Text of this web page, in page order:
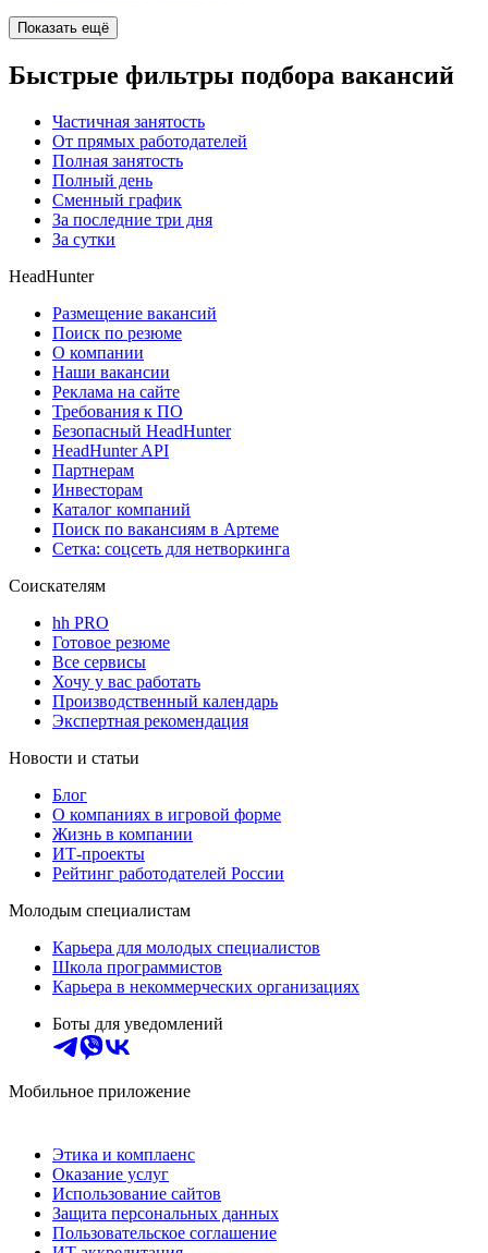
Показать ещё
Быстрые фильтры подбора вакансий
Частичная занятость
От прямых работодателей
Полная занятость
Полный день
Сменный график
За последние три дня
За сутки
HeadHunter
Размещение вакансий
Поиск по резюме
О компании
Наши вакансии
Реклама на сайте
Требования к ПО
Безопасный HeadHunter
HeadHunter API
Партнерам
Инвесторам
Каталог компаний
Поиск по вакансиям в Артеме
Сетка: соцсеть для нетворкинга
Соискателям
hh PRO
Готовое резюме
Все сервисы
Хочу у вас работать
Производственный календарь
Экспертная рекомендация
Новости и статьи
Блог
О компаниях в игровой форме
Жизнь в компании
ИТ-проекты
Рейтинг работодателей России
Молодым специалистам
Карьера для молодых специалистов
Школа программистов
Карьера в некоммерческих организациях
Боты для уведомлений
Мобильное приложение
Этика и комплаенс
Оказание услуг
Использование сайтов
Защита персональных данных
Пользовательское соглашение